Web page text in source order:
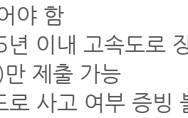
야 함
이내 고속도로
제출 가능
로 사고 여부 증빙